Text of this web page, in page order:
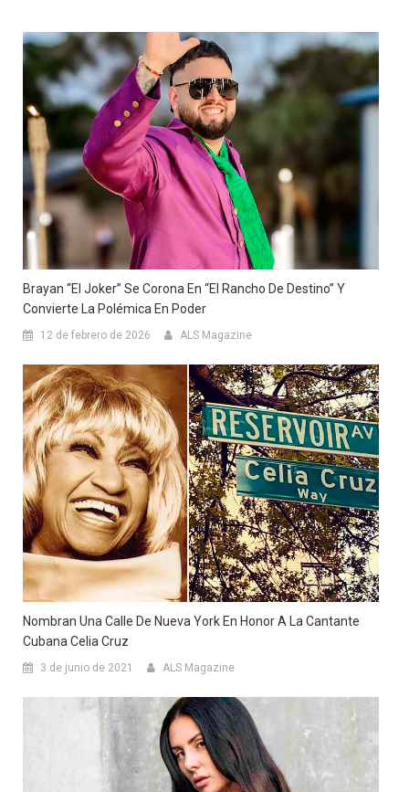
Brayan “El Joker” Se Corona En “El Rancho De Destino” Y
Convierte La Polémica En Poder
12 de febrero de 2026 ALS Magazine
Nombran Una Calle De Nueva York En Honor A La Cantante
Cubana Celia Cruz
3 de junio de 2021 ALS Magazine